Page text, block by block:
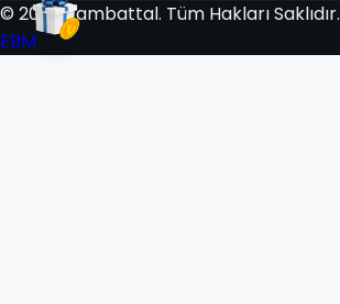
© 2025 Tambattal. Tüm Hakları Saklıdır.
EBM